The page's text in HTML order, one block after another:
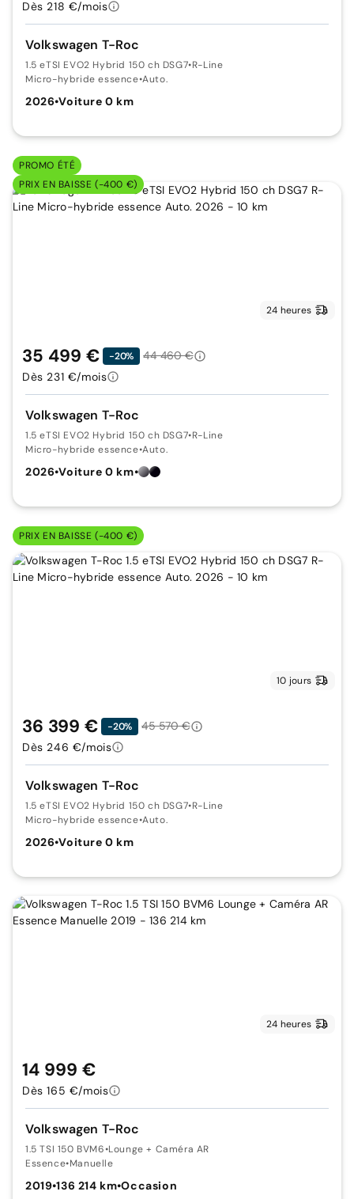
Volkswagen T-Roc
1.5 eTSI EVO2 Hybrid 150 ch DSG7•R-Line
Micro-hybride essence•Auto.
2026•Voiture 0 km
Dès 218 €/mois
PROMO ÉTÉ
PRIX EN BAISSE (-400 €)
24 heures
Volkswagen T-Roc
1.5 eTSI EVO2 Hybrid 150 ch DSG7•R-Line
Micro-hybride essence•Auto.
2026•Voiture 0 km•
35 499 € -20%
44 460 €
Dès 231 €/mois
PRIX EN BAISSE (-400 €)
10 jours
Volkswagen T-Roc
1.5 eTSI EVO2 Hybrid 150 ch DSG7•R-Line
Micro-hybride essence•Auto.
2026•Voiture 0 km
36 399 € -20%
45 570 €
Dès 246 €/mois
24 heures
Volkswagen T-Roc
1.5 TSI 150 BVM6•Lounge + Caméra AR
Essence•Manuelle
2019•136 214 km•Occasion
14 999 €
Dès 165 €/mois